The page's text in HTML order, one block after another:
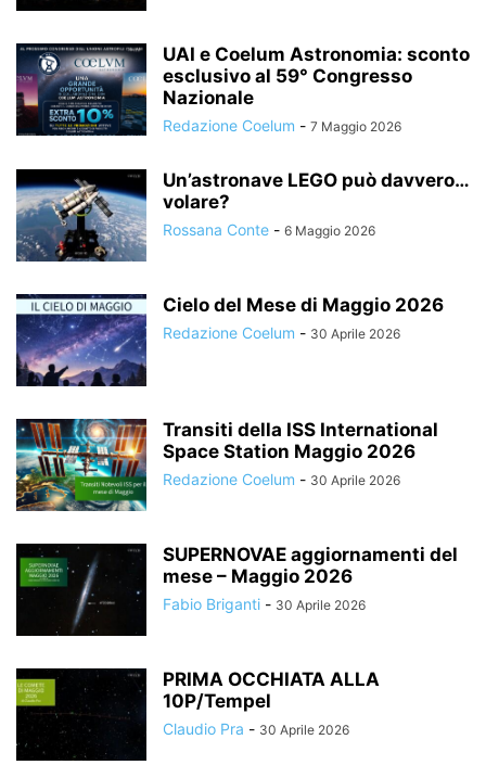
UAI e Coelum Astronomia: sconto
esclusivo al 59° Congresso
Nazionale
Redazione Coelum - 7 Maggio 2026
Un’astronave LEGO può davvero…
volare?
Rossana Conte - 6 Maggio 2026
Cielo del Mese di Maggio 2026
Redazione Coelum - 30 Aprile 2026
Transiti della ISS International
Space Station Maggio 2026
Redazione Coelum - 30 Aprile 2026
SUPERNOVAE aggiornamenti del
mese – Maggio 2026
Fabio Briganti - 30 Aprile 2026
PRIMA OCCHIATA ALLA
10P/Tempel
Claudio Pra - 30 Aprile 2026